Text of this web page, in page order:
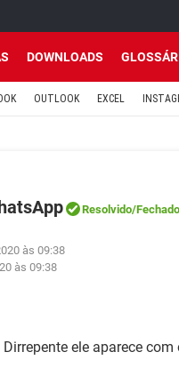
DOWNLOADS
OUTLOOK EXCEL
Resolvido/Fechado
às 09:38
às 09:38
ele aparece